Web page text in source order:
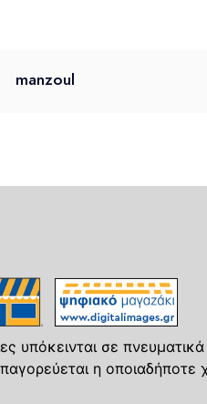
manzoul
υπόκεινται σε πνευματικά
η οποιαδήποτε